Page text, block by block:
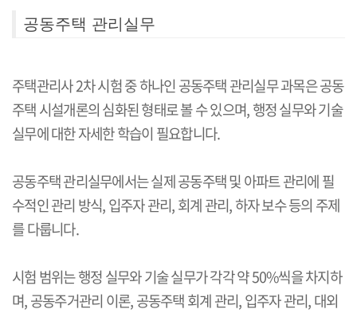
공동주택 관리실무
주택관리사 2차 시험 중 하나인 공동주택 관리실무 과목은 공동
주택 시설개론의 심화된 형태로 볼 수 있으며, 행정 실무와 기술
실무에 대한 자세한 학습이 필요합니다.
공동주택 관리실무에서는 실제 공동주택 및 아파트 관리에 필
수적인 관리 방식, 입주자 관리, 회계 관리, 하자 보수 등의 주제
를 다룹니다.
시험 범위는 행정 실무와 기술 실무가 각각 약 50%씩을 차지하
며, 공동주거관리 이론, 공동주택 회계 관리, 입주자 관리, 대외